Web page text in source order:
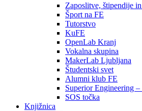
Zaposlitve, štipendije
Šport na FE
Tutorstvo
KuFE
OpenLab Kranj
Vokalna skupina
MakerLab Ljubljana
Študentski svet
Alumni klub FE
Superior Engineering –
SOS točka
Knjižnica